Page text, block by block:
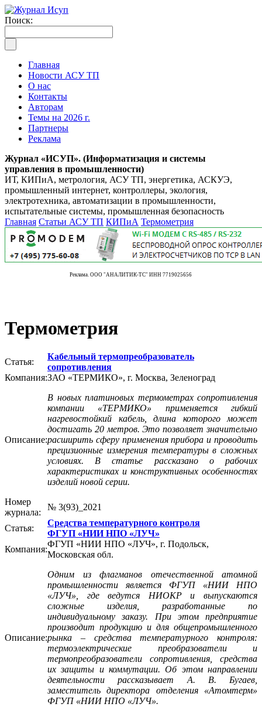
Поиск:
Главная
Новости АСУ ТП
О нас
Контакты
Авторам
Темы на 2026 г.
Партнеры
Реклама
Журнал «ИСУП». (Информатизация и системы
управления в промышленности)
ИТ, КИПиА, метрология, АСУ ТП, энергетика, АСКУЭ,
промышленный интернет, контроллеры, экология,
электротехника, автоматизации в промышленности,
испытательные системы, промышленная безопасность
Главная Статьи АСУ ТП КИПиА Термометрия
Реклама. ООО "АНАЛИТИК-ТС" ИНН 7719025656
Термометрия
Статья:
Кабельный термопреобразователь
сопротивления
Компания:ЗАО «ТЕРМИКО», г. Москва, Зеленоград
Описание:
В новых платиновых термометрах сопротивления
компании «ТЕРМИКО» применяется гибкий
нагревостойкий кабель, длина которого может
достигать 20 метров. Это позволяет значительно
расширить сферу применения прибора и проводить
прецизионные измерения температуры в сложных
условиях. В статье рассказано о рабочих
характеристиках и конструктивных особенностях
изделий новой серии.
Номер
журнала:
№ 3(93)_2021
Статья:
Средства температурного контроля
ФГУП «НИИ НПО «ЛУЧ»
Компания:
ФГУП «НИИ НПО «ЛУЧ», г. Подольск,
Московская обл.
Описание:
Одним из флагманов отечественной атомной
промышленности является ФГУП «НИИ НПО
«ЛУЧ», где ведутся НИОКР и выпускаются
сложные изделия, разработанные по
индивидуальному заказу. При этом предприятие
производит продукцию и для общепромышленного
рынка – средства температурного контроля:
термоэлектрические преобразователи и
термопреобразователи сопротивления, средства
их защиты и коммутации. Об этом направлении
деятельности рассказывает А. В. Бугаев,
заместитель директора отделения «Атомтерм»
ФГУП «НИИ НПО «ЛУЧ».